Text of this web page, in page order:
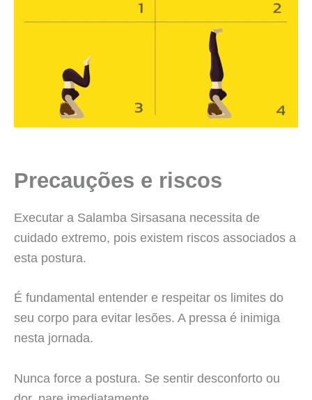
Precauções e riscos
Executar a Salamba Sirsasana necessita de
cuidado extremo, pois existem riscos associados a
esta postura.
É fundamental entender e respeitar os limites do
seu corpo para evitar lesões. A pressa é inimiga
nesta jornada.
Nunca force a postura. Se sentir desconforto ou